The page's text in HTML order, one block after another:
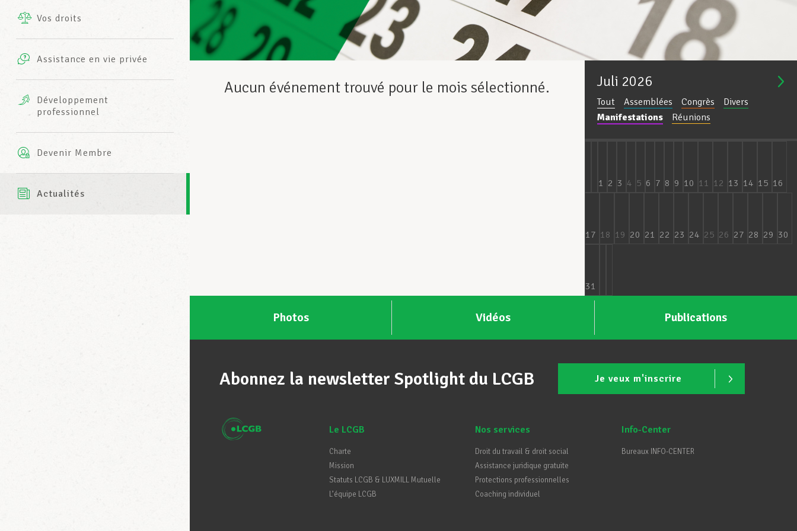
INFO-CENTER
Vos droits
Assistance en vie privée
complémentaires
AXA
Développement
professionnel
Devenir Membre
Actualités
Juli 2026
Tout Assemblées Congrès
Divers
Manifestations
Réunions
1 2 3 4 5 6 7 8 9 10 11 12 13 14 15 16
17 18 19 20 21 22 23 24 25 26 27 28 29 30
31
Aucun événement trouvé pour le mois sélectionné.
Photos Vidéos Publications
Abonnez la newsletter Spotlight du LCGB Je veux m'inscrire
Le LCGB
Charte
Mission
Statuts LCGB & LUXMILL Mutuelle
L’équipe LCGB
Nos services
Droit du travail & droit social
Assistance juridique gratuite
Protections professionnelles
Coaching individuel
Info-Center
Bureaux INFO-CENTER